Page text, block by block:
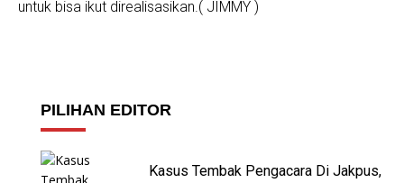
untuk bisa ikut direalisasikan.( JIMMY )
PILIHAN EDITOR
Kasus Tembak Pengacara Di Jakpus,